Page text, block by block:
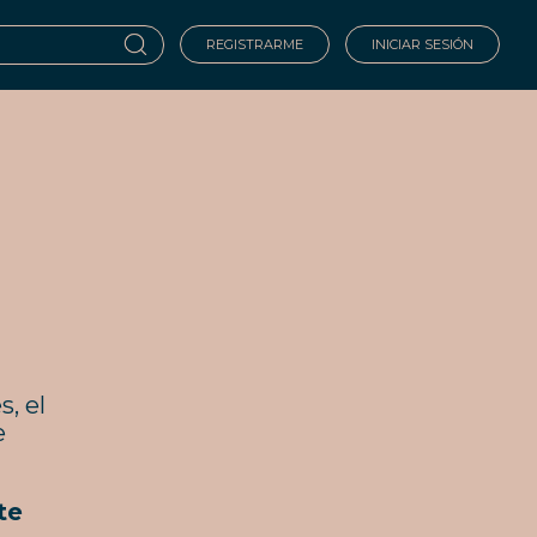
REGISTRARME INICIAR SESIÓN
el